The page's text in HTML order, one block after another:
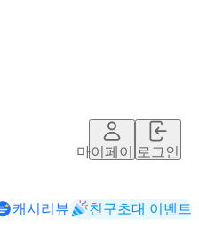
마이페이지로그인
캐시리뷰 친구초대 이벤트